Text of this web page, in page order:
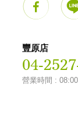
豐原店
04-
營業時間 :